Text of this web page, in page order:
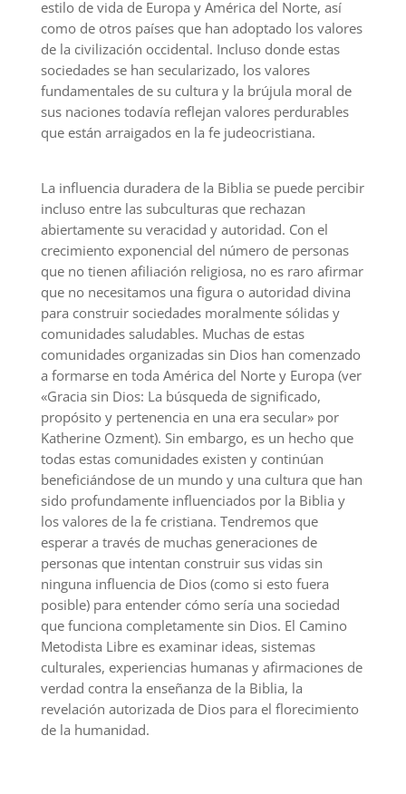
estilo de vida de Europa y América del Norte, así
como de otros países que han adoptado los valores
de la civilización occidental. Incluso donde estas
sociedades se han secularizado, los valores
fundamentales de su cultura y la brújula moral de
sus naciones todavía reflejan valores perdurables
que están arraigados en la fe judeocristiana.
La influencia duradera de la Biblia se puede percibir
incluso entre las subculturas que rechazan
abiertamente su veracidad y autoridad. Con el
crecimiento exponencial del número de personas
que no tienen afiliación religiosa, no es raro afirmar
que no necesitamos una figura o autoridad divina
para construir sociedades moralmente sólidas y
comunidades saludables. Muchas de estas
comunidades organizadas sin Dios han comenzado
a formarse en toda América del Norte y Europa (ver
«Gracia sin Dios: La búsqueda de significado,
propósito y pertenencia en una era secular» por
Katherine Ozment). Sin embargo, es un hecho que
todas estas comunidades existen y continúan
beneficiándose de un mundo y una cultura que han
sido profundamente influenciados por la Biblia y
los valores de la fe cristiana. Tendremos que
esperar a través de muchas generaciones de
personas que intentan construir sus vidas sin
ninguna influencia de Dios (como si esto fuera
posible) para entender cómo sería una sociedad
que funciona completamente sin Dios. El Camino
Metodista Libre es examinar ideas, sistemas
culturales, experiencias humanas y afirmaciones de
verdad contra la enseñanza de la Biblia, la
revelación autorizada de Dios para el florecimiento
de la humanidad.